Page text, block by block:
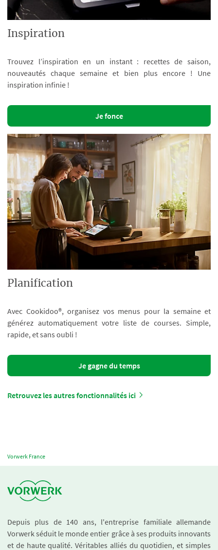
Inspiration
Trouvez l’inspiration en un instant : recettes de saison,
nouveautés chaque semaine et bien plus encore ! Une
inspiration infinie !
Je fonce
Planification
Avec Cookidoo®, organisez vos menus pour la semaine et
générez automatiquement votre liste de courses. Simple,
rapide, et sans oubli !
Je gagne du temps
Retrouvez les autres fonctionnalités ici
Vorwerk France
Depuis plus de 140 ans, l'entreprise familiale allemande
Vorwerk séduit le monde entier grâce à ses produits innovants
et de haute qualité. Véritables alliés du quotidien, et simples